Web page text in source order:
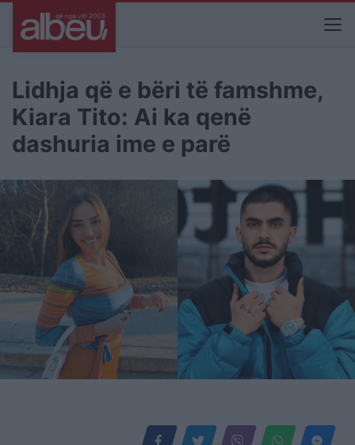
Lidhja që e bëri të famshme,
Kiara Tito: Ai ka qenë
dashuria ime e parë